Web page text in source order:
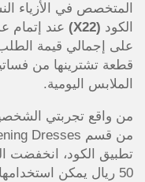
المتخصص في الأزياء
الكود (X22)
عند إتمام
على إجمالي قيمة
قطعة تشترينها من
الملابس اليومية.
من واقع تجربتي
50 ريال يمكن